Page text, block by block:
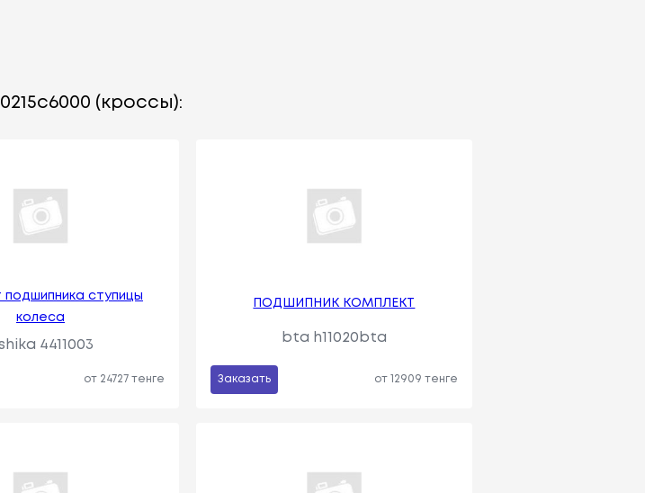
(кроссы):
подшипника ступицы
колеса
4411003
от 24727 тенге
ПОДШИПНИК КОМПЛЕКТ
bta h11020bta
Заказать от 12909 тенге